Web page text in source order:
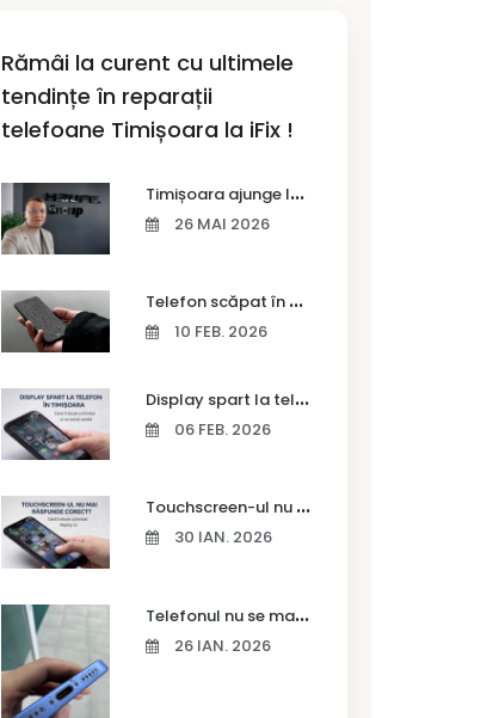
Rămâi la curent cu ultimele
tendințe în reparații
telefoane Timișoara la iFix !
T
imișoara ajunge la Vodafone Business Bootcamp prin Marius Cermian de la Armour România
26 MAI 2026
T
elefon scăpat în apă – ce trebuie să faci imediat și ce greșeli să eviți
10 FEB. 2026
D
isplay spart la telefon în Timișoara
06 FEB. 2026
T
ouchscreen-ul nu mai răspunde corect? Când trebuie schimbat display-ul
30 IAN. 2026
T
elefonul nu se mai încarcă corect? Cauze frecvente și soluții la service în Timișoara
26 IAN. 2026